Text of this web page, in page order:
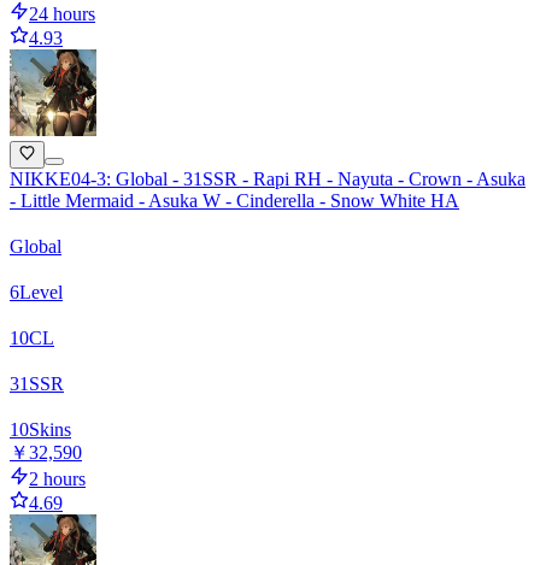
24 hours
4.93
NIKKE04-3: Global - 31SSR - Rapi RH - Nayuta - Crown - Asuka
- Little Mermaid - Asuka W - Cinderella - Snow White HA
Global
6Level
10CL
31 SSR
10Skins
￥32,590
2 hours
4.69